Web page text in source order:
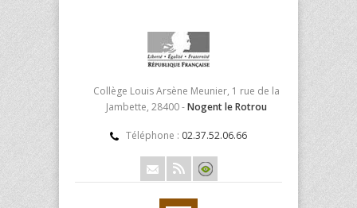
Collège Louis Arsène Meunier, 1 rue de la
Jambette, 28400 -Nogent le Rotrou
Téléphone : 02.37.52.06.66